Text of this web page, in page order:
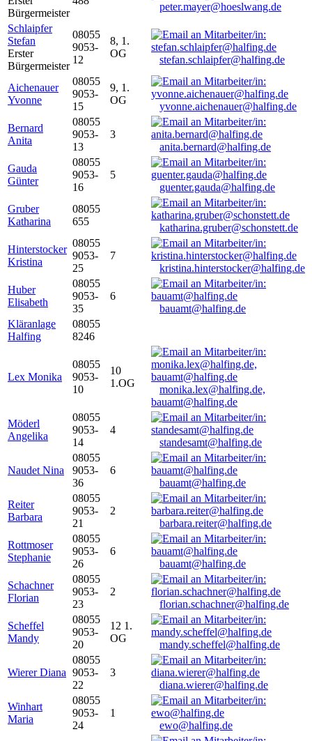
Bürgermeister
peter.mayer@hoeslwang.de
Schlaipfer
Stefan
Erster
Bürgermeister
08055
9053-
12
8, 1.
OG
stefan.schlaipfer@halfing.de
Aichenauer
Yvonne
08055
9053-
15
9, 1.
OG
yvonne.aichenauer@halfing.de
Bernard
Anita
08055
9053-
13
3
anita.bernard@halfing.de
Gauda
Günter
08055
9053-
16
5
guenter.gauda@halfing.de
Gruber
Katharina
08055
655
katharina.gruber@schonstett.de
Hinterstocker
Kristina
08055
9053-
25
7
kristina.hinterstocker@halfing.de
Huber
Elisabeth
08055
9053-
35
6
bauamt@halfing.de
Kläranlage
Halfing
08055
8246
Lex Monika
08055
9053-
10
10
1.OG
monika.lex@halfing.de,
bauamt@halfing.de
Möderl
Angelika
08055
9053-
14
4
standesamt@halfing.de
Naudet Nina
08055
9053-
36
6
bauamt@halfing.de
Reiter
Barbara
08055
9053-
21
2
barbara.reiter@halfing.de
Rottmoser
Stephanie
08055
9053-
26
6
bauamt@halfing.de
Schachner
Florian
08055
9053-
23
2
florian.schachner@halfing.de
Scheffel
Mandy
08055
9053-
20
12 1.
OG
mandy.scheffel@halfing.de
Wierer Diana
08055
9053-
22
3
diana.wierer@halfing.de
Winhart
Maria
08055
9053-
24
1
ewo@halfing.de